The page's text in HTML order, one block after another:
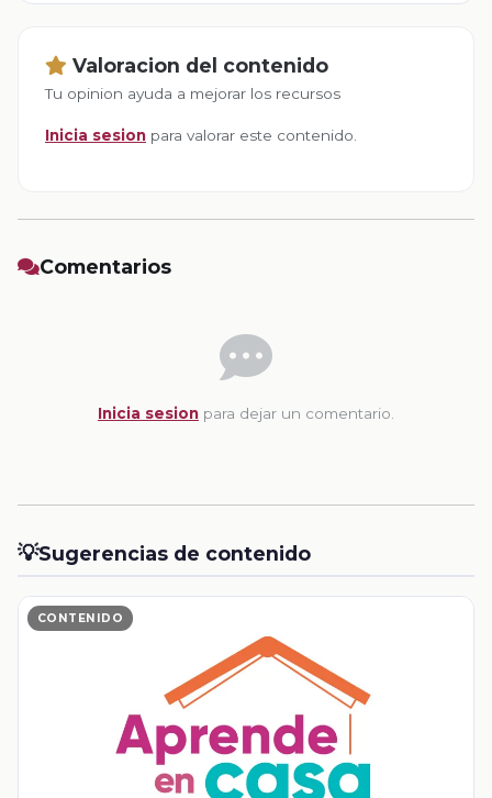
Valoracion del contenido
Tu opinion ayuda a mejorar los recursos
Inicia sesion para valorar este contenido.
Comentarios
Inicia sesion para dejar un comentario.
💡Sugerencias de contenido
CONTENIDO